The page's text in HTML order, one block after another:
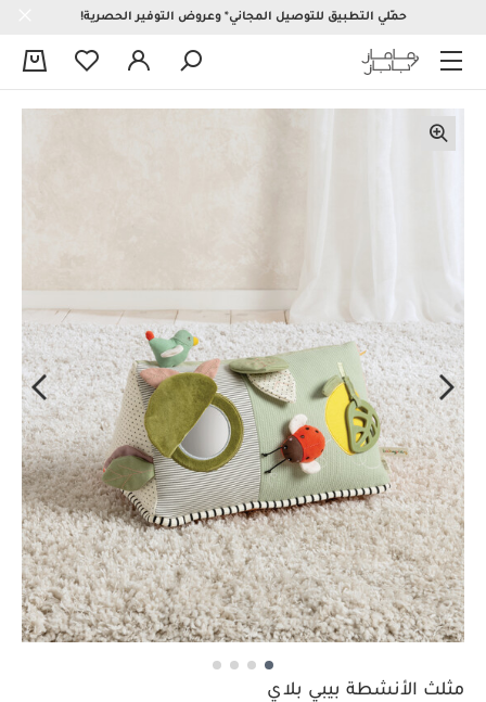
حمّلي التطبيق للتوصيل المجاني* وعروض التوفير الحصرية!
مثلث الأنشطة بيبي بلاي